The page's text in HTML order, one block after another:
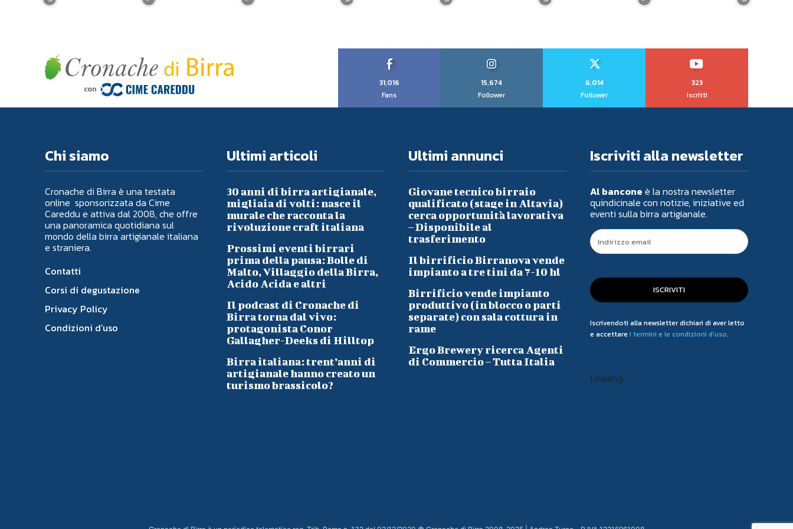
31,016
Fans
15,674
Follower
6,014
Follower
323
Iscritti
Chi siamo
Cronache di Birra è una testata
online sponsorizzata da Cime
Careddu e attiva dal 2008, che offre
una panoramica quotidiana sul
mondo della birra artigianale italiana
e straniera.
Contatti
Corsi di degustazione
Privacy Policy
Condizioni d’uso
Ultimi articoli
30 anni di birra artigianale,
migliaia di volti: nasce il
murale che racconta la
rivoluzione craft italiana
Prossimi eventi birrari
prima della pausa: Bolle di
Malto, Villaggio della Birra,
Acido Acida e altri
Il podcast di Cronache di
Birra torna dal vivo:
protagonista Conor
Gallagher-Deeks di Hilltop
Birra italiana: trent’anni di
artigianale hanno creato un
turismo brassicolo?
Ultimi annunci
Giovane tecnico birraio
qualificato (stage in Altavia)
cerca opportunità lavorativa
– Disponibile al
trasferimento
Il birrificio Birranova vende
impianto a tre tini da 7-10 hl
Birrificio vende impianto
produttivo (in blocco o parti
separate) con sala cottura in
rame
Ergo Brewery ricerca Agenti
di Commercio – Tutta Italia
Iscriviti alla newsletter
Al bancone è la nostra newsletter
quindicinale con notizie, iniziative ed
eventi sulla birra artigianale.
ISCRIVITI
Iscrivendoti alla newsletter dichiari di aver letto
e accettare i termini e le condizioni d'uso.
Loading...